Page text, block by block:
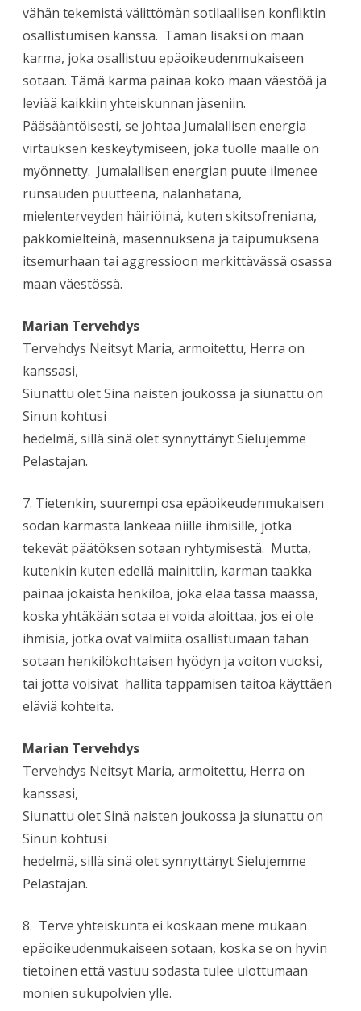
vähän tekemistä välittömän sotilaallisen konfliktin
osallistumisen kanssa. Tämän lisäksi on maan
karma, joka osallistuu epäoikeudenmukaiseen
sotaan. Tämä karma painaa koko maan väestöä ja
leviää kaikkiin yhteiskunnan jäseniin.
Pääsääntöisesti, se johtaa Jumalallisen energia
virtauksen keskeytymiseen, joka tuolle maalle on
myönnetty. Jumalallisen energian puute ilmenee
runsauden puutteena, nälänhätänä,
mielenterveyden häiriöinä, kuten skitsofreniana,
pakkomielteinä, masennuksena ja taipumuksena
itsemurhaan tai aggressioon merkittävässä osassa
maan väestössä.
Marian Tervehdys
Tervehdys Neitsyt Maria, armoitettu, Herra on
kanssasi,
Siunattu olet Sinä naisten joukossa ja siunattu on
Sinun kohtusi
hedelmä, sillä sinä olet synnyttänyt Sielujemme
Pelastajan.
7. Tietenkin, suurempi osa epäoikeudenmukaisen
sodan karmasta lankeaa niille ihmisille, jotka
tekevät päätöksen sotaan ryhtymisestä. Mutta,
kutenkin kuten edellä mainittiin, karman taakka
painaa jokaista henkilöä, joka elää tässä maassa,
koska yhtäkään sotaa ei voida aloittaa, jos ei ole
ihmisiä, jotka ovat valmiita osallistumaan tähän
sotaan henkilökohtaisen hyödyn ja voiton vuoksi,
tai jotta voisivat hallita tappamisen taitoa käyttäen
eläviä kohteita.
Marian Tervehdys
Tervehdys Neitsyt Maria, armoitettu, Herra on
kanssasi,
Siunattu olet Sinä naisten joukossa ja siunattu on
Sinun kohtusi
hedelmä, sillä sinä olet synnyttänyt Sielujemme
Pelastajan.
8. Terve yhteiskunta ei koskaan mene mukaan
epäoikeudenmukaiseen sotaan, koska se on hyvin
tietoinen että vastuu sodasta tulee ulottumaan
monien sukupolvien ylle.